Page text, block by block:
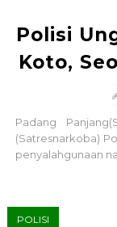
Polisi
Koto,
Padang
(Satresnarkoba)
penyalahgunaan
POLISI